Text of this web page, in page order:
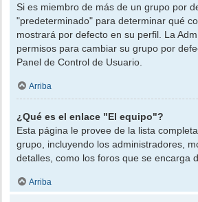
Si es miembro de más de un grupo por
"predeterminado" para determinar qué
mostrará por defecto en su perfil. La
permisos para cambiar su grupo por
Panel de Control de Usuario.
Arriba
¿Qué es el enlace "El equipo"?
Esta página le provee de la lista
grupo, incluyendo los administradores,
detalles, como los foros que se encarga
Arriba